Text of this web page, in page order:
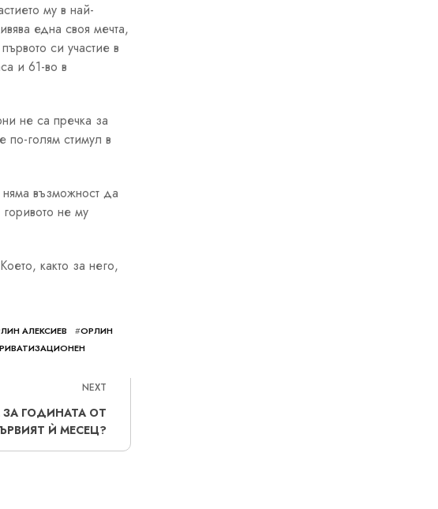
му в най-
една своя мечта,
си участие в
и 61-во в
не са пречка за
голям стимул в
възможност да
не му
както за него,
АЛЕКСИЕВ #ОРЛИН
NEXT
ГОДИНАТА ОТ
Ѝ МЕСЕЦ?